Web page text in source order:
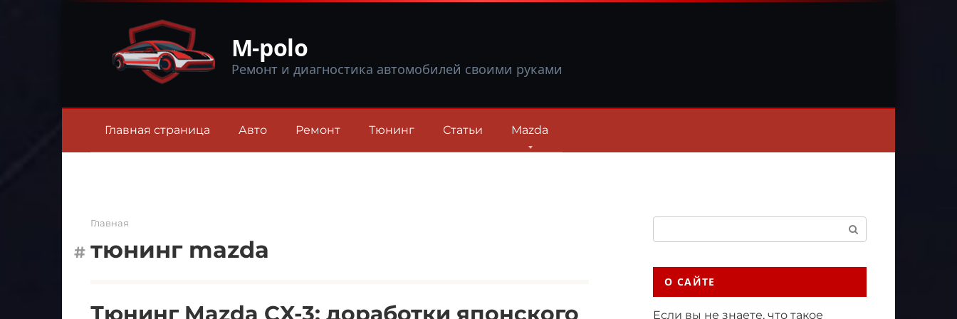
M-polo
Ремонт и диагностика автомобилей своими руками
Главная страница Авто Ремонт Тюнинг Статьи Mazda
Главная
тюнинг mazda
Тюнинг Mazda CX-3: доработки японского
О САЙТЕ
Если вы не знаете, что такое